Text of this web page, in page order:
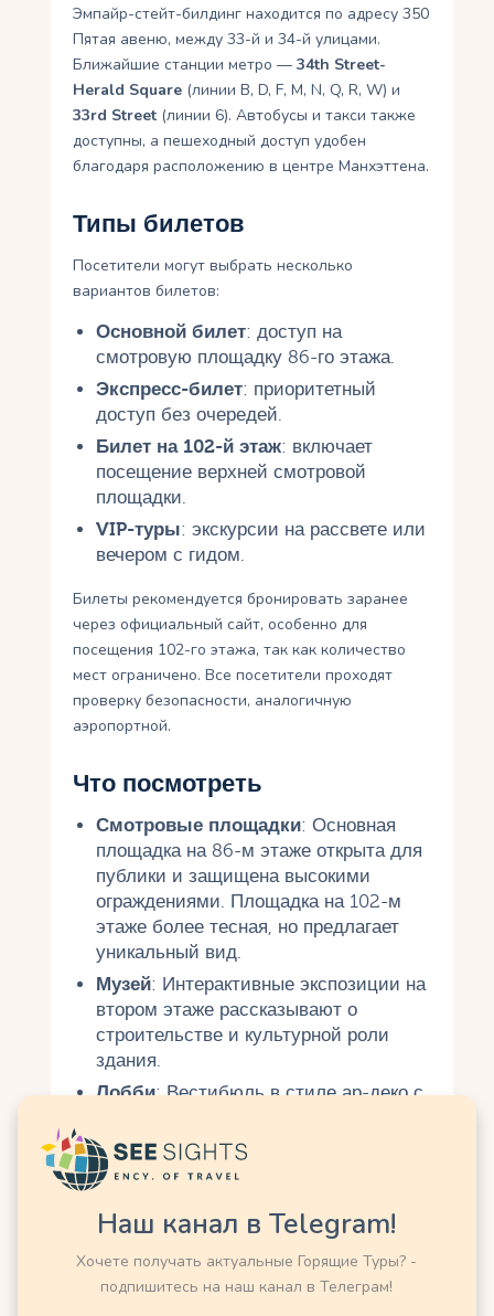
Эмпайр-стейт-билдинг находится по адресу 350
Пятая авеню, между 33-й и 34-й улицами.
Ближайшие станции метро —34th Street-
Herald Square (линии B, D, F, M, N, Q, R, W) и
33rd Street (линии 6). Автобусы и такси также
доступны, а пешеходный доступ удобен
благодаря расположению в центре Манхэттена.
Типы билетов
Посетители могут выбрать несколько
вариантов билетов:
Основной билет: доступ на
смотровую площадку 86-го этажа.
Экспресс-билет: приоритетный
доступ без очередей.
Билет на 102-й этаж: включает
посещение верхней смотровой
площадки.
VIP-туры: экскурсии на рассвете или
вечером с гидом.
Билеты рекомендуется бронировать заранее
через официальный сайт, особенно для
посещения 102-го этажа, так как количество
мест ограничено. Все посетители проходят
проверку безопасности, аналогичную
аэропортной.
Что посмотреть
Смотровые площадки: Основная
площадка на 86-м этаже открыта для
публики и защищена высокими
ограждениями. Площадка на 102-м
этаже более тесная, но предлагает
уникальный вид.
Музей: Интерактивные экспозиции на
втором этаже рассказывают о
строительстве и культурной роли
здания.
Лобби: Вестибюль в стиле ар-деко с
само по себе произведение
искусства.
Практические советы
Лучшее время для посещения:
Раннее утро или поздний вечер,
Наш канал в Telegram!
Хочете получать актуальные Горящие Туры? -
подпишитесь на наш канал в Телеграм!